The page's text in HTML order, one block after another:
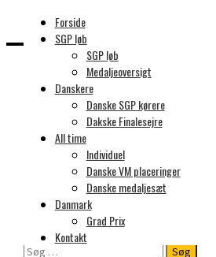
Forside
SGP løb
SGP løb
Medaljeoversigt
Danskere
Danske SGP kørere
Dakske Finalesejre
All time
Individuel
Danske VM placeringer
Danske medaljesæt
Danmark
Grad Prix
Kontakt
Home
Nicki Pedersen
Nothing Found
It seems we can’t find what you’re looking
for. Perhaps searching can help.
Søg